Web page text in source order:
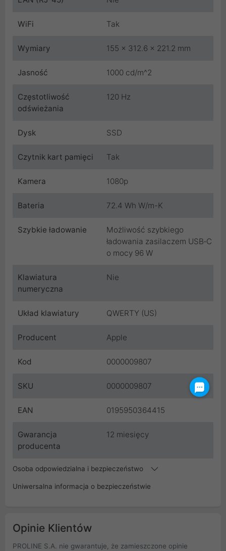
WiFi Tak
Wymiary 155 x 312.6 x 221.2 mm
Jasność 1000 cd/m^2
Częstotliwość
odświeżania
120 Hz
Dysk SSD
Czytnik kart pamięci Tak
Kamera 1080p
Bateria 72.4 Wh W/m-K
Szybkie ładowanie
Możliwość szybkiego
ładowania zasilaczem USB‑C
o mocy 96 W
Klawiatura
numeryczna
Nie
Układ klawiatury QWERTY (US)
Producent Apple
Kod 0000009807
SKU 0000009807
EAN 0195950364415
Gwarancja
producenta
12 miesięcy
Osoba odpowiedzialna i bezpieczeństwo
Uniwersalna informacja o bezpieczeństwie
Opinie Klientów
PROLINE S.A. nie gwarantuje, że zamieszczone opinie